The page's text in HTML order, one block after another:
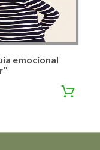
emocional